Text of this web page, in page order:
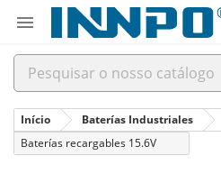

Início Baterías Industriales
Baterías recargables 15.6V